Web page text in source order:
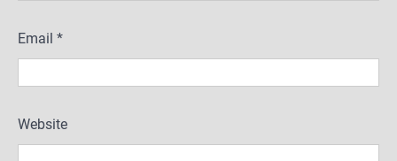
Email *
Website